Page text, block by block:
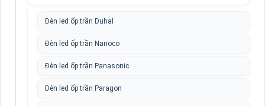
Đèn led ốp trần Duhal
Đèn led ốp trần Nanoco
Đèn led ốp trần Panasonic
Đèn led ốp trần Paragon